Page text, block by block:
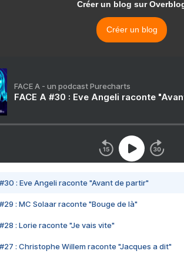
Créer un blog sur
Créer un blog
FACE A - un podcast Purecharts
FACE A #30 : Eve Angeli raconte
#30 : Eve Angeli raconte "Avant de partir"
#29 : MC Solaar raconte "Bouge de là"
#28 : Lorie raconte "Je vais vite"
#27 : Christophe Willem raconte "Jacques a dit"